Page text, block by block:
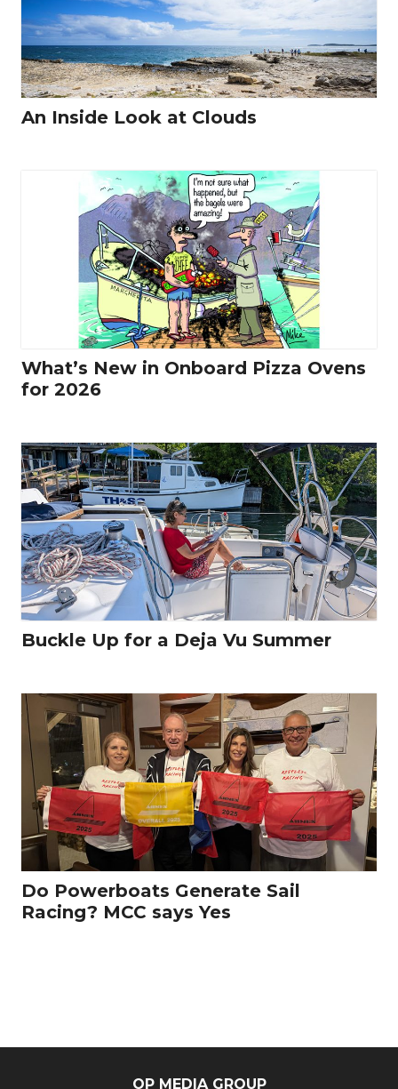
An Inside Look at Clouds
What’s New in Onboard Pizza Ovens
for 2026
Buckle Up for a Deja Vu Summer
Do Powerboats Generate Sail
Racing? MCC says Yes
OP MEDIA GROUP